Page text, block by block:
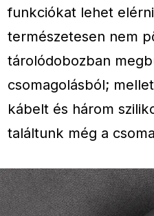
funkciókat lehet
természetesen nem
tárolódobozban
csomagolásból;
kábelt és három
találtunk még a